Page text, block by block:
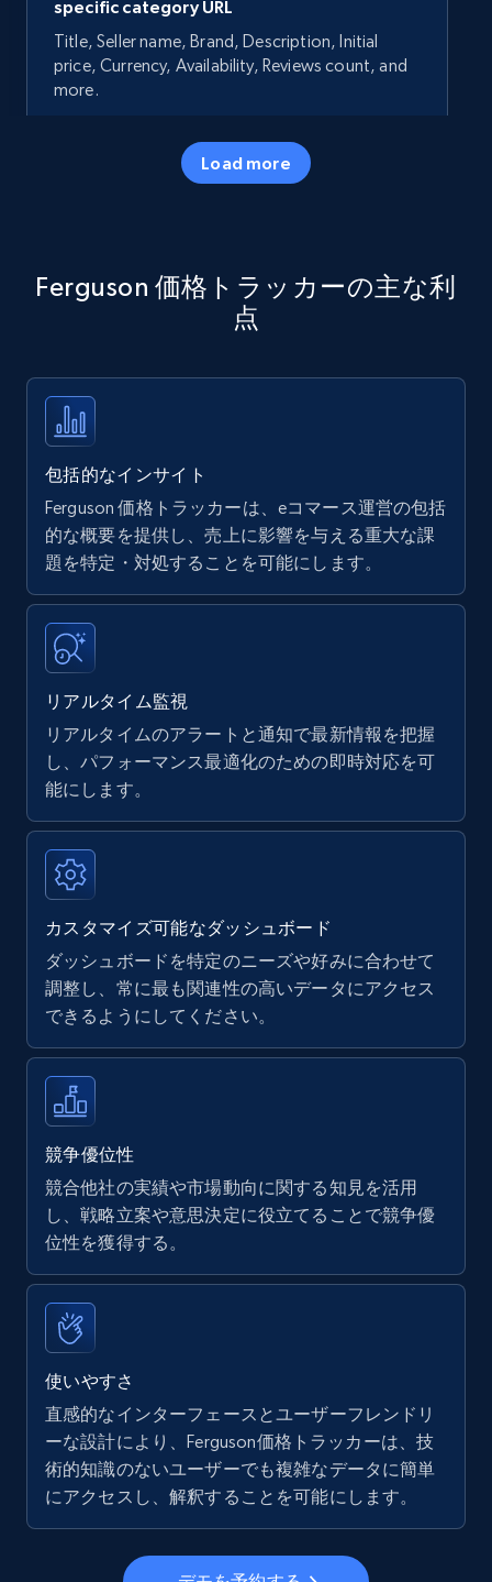
specific category URL
Title, Seller name, Brand, Description, Initial
price, Currency, Availability, Reviews count, and
more.
5.7K+ 今すぐ始める
specific keywords
Title, Seller name, Brand, Description, Initial
35.3K+
Amazon products - find products by using
upc numbers
Title, Seller name, Brand, Description, Initial
price, Currency, Availability, Reviews count, and
more.
35.3K+ 5.7K+
URL, Product name, Product rating, Product
rating object, Product rating max, Rating,
Author name, Asin, and more.
7.4K+ 870+ 今すぐ始める
Walmart - products
URL, Final price, Sku, Currency, Gtin,
Specifications, Image urls, Top reviews, and
more.
5.6K+ 875+ 今すぐ始める
Walmart - products - Find new products by
using specific category URL
URL, Final price, Sku, Currency, Gtin,
Specifications, Image urls, Top reviews, and
more.
5.6K+ 875+ 今すぐ始める
Load more
Ferguson 価格トラッカーの主な利
点
包括的なインサイト
Ferguson 価格トラッカーは、eコマース運営の包括
的な概要を提供し、売上に影響を与える重大な課
題を特定・対処することを可能にします。
リアルタイム監視
リアルタイムのアラートと通知で最新情報を把握
し、パフォーマンス最適化のための即時対応を可
能にします。
カスタマイズ可能なダッシュボード
ダッシュボードを特定のニーズや好みに合わせて
調整し、常に最も関連性の高いデータにアクセス
できるようにしてください。
競争優位性
競合他社の実績や市場動向に関する知見を活用
し、戦略立案や意思決定に役立てることで競争優
位性を獲得する。
使いやすさ
直感的なインターフェースとユーザーフレンドリ
ーな設計により、Ferguson価格トラッカーは、技
術的知識のないユーザーでも複雑なデータに簡単
にアクセスし、解釈することを可能にします。